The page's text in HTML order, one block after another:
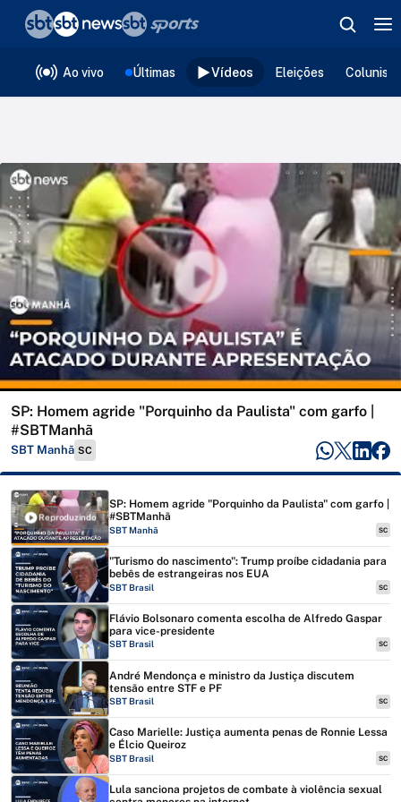
Ao vivo Últimas Vídeos Eleições
SP: Homem agride "Porquinho da Paulista" com garfo |
#SBTManhã
SBT Manhã SC
Reproduzindo
SP: Homem agride "Porquinho da Paulista" com garfo |
#SBTManhã
SBT Manhã SC
"Turismo do nascimento": Trump proíbe cidadania para
bebês de estrangeiras nos EUA
SBT Brasil SC
Flávio Bolsonaro comenta escolha de Alfredo Gaspar
para vice-presidente
SBT Brasil SC
André Mendonça e ministro da Justiça discutem
tensão entre STF e PF
SBT Brasil SC
Caso Marielle: Justiça aumenta penas de Ronnie Lessa
e Élcio Queiroz
SBT Brasil SC
Lula sanciona projetos de combate à violência sexual
❮voltar
Editorias